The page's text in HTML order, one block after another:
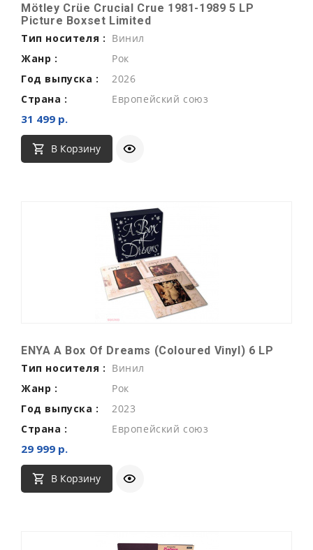
Mötley Crüe Crucial Crue 1981-1989 5 LP
Picture Boxset Limited
Тип носителя : Винил
Жанр :
Рок
Год выпуска :
2026
Страна :
Европейский союз
31 499 р.
В Корзину
ENYA A Box Of Dreams (Coloured Vinyl) 6 LP
Тип носителя : Винил
Жанр :
Рок
Год выпуска :
2023
Страна :
Европейский союз
29 999 р.
В Корзину